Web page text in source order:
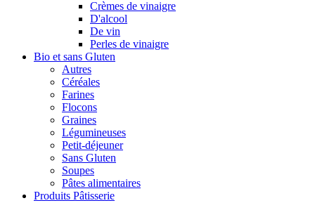
Crèmes de vinaigre
D'alcool
De vin
Perles de vinaigre
Bio et sans Gluten
Autres
Céréales
Farines
Flocons
Graines
Légumineuses
Petit-déjeuner
Sans Gluten
Soupes
Pâtes alimentaires
Produits Pâtisserie